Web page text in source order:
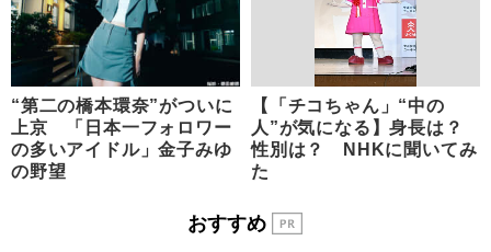
“第二の橋本環奈”がついに
上京 「日本一フォロワー
の多いアイドル」金子みゆ
の野望
【「チコちゃん」“中の
人”が気になる】身長は？
性別は？ NHKに聞いてみ
た
おすすめ